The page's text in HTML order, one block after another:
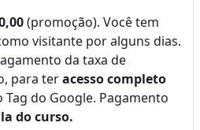
(promoção). Você tem
visitante por alguns dias.
da taxa de
para teracesso completo
Tag do Google. Pagamento
do curso.